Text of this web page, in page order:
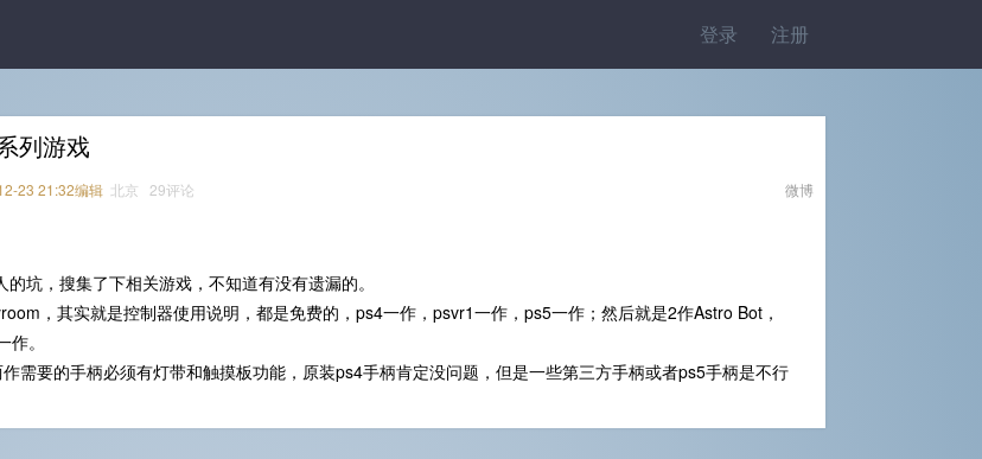
登录 注册
列游戏
微博
23 21:32编辑 北京 29评论
坑，搜集了下相关游戏，不知道有没有遗漏的。
，其实就是控制器使用说明，都是免费的，ps4一作，psvr1一作，ps5一作；然后就是2作Astro Bot，
。
需要的手柄必须有灯带和触摸板功能，原装ps4手柄肯定没问题，但是一些第三方手柄或者ps5手柄是不行